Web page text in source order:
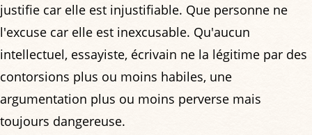
justifie car elle est injustifiable. Que personne ne
l'excuse car elle est inexcusable. Qu'aucun
intellectuel, essayiste, écrivain ne la légitime par des
contorsions plus ou moins habiles, une
argumentation plus ou moins perverse mais
toujours dangereuse.